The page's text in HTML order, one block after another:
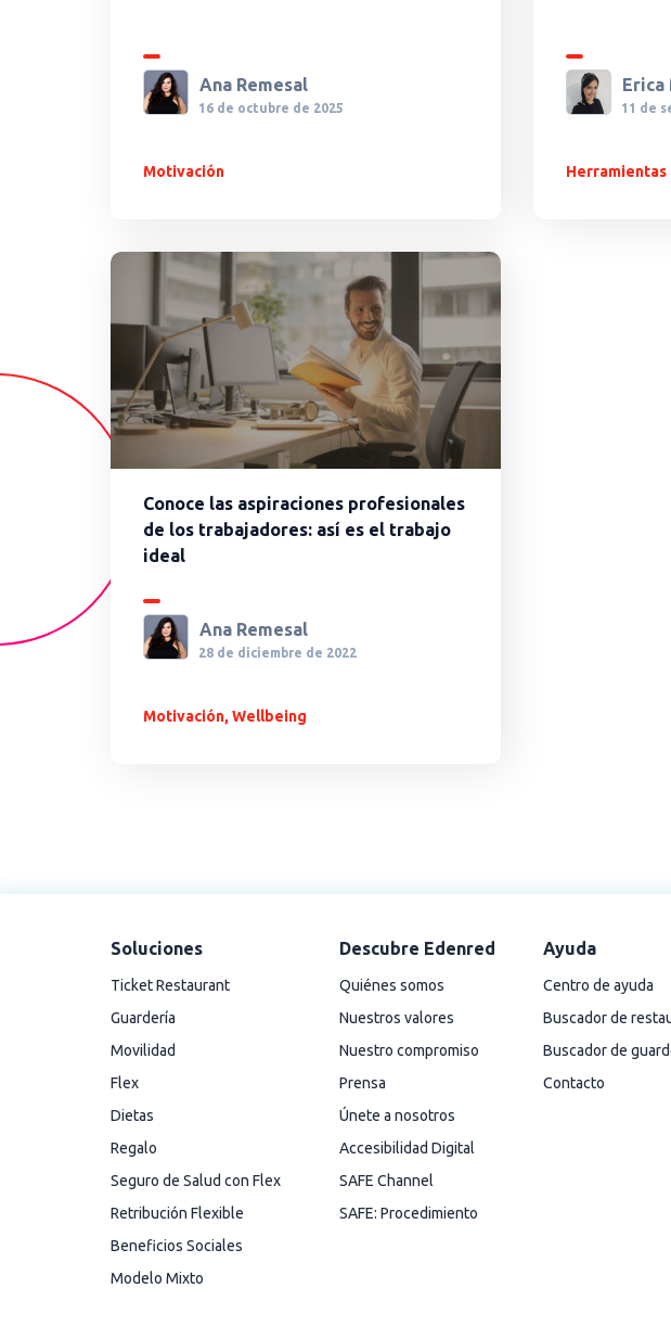
Ana Remesal
16 de octubre de 2025
Motivación
Erica
11 de
Herramientas
Conoce las aspiraciones profesionales
de los trabajadores: así es el trabajo
ideal
Ana Remesal
28 de diciembre de 2022
Motivación,Wellbeing
Soluciones
Ticket Restaurant
Guardería
Movilidad
Flex
Dietas
Regalo
Seguro de Salud con Flex
Retribución Flexible
Beneficios Sociales
Modelo Mixto
Descubre Edenred
Quiénes somos
Nuestros valores
Nuestro compromiso
Prensa
Únete a nosotros
Accesibilidad Digital
SAFE Channel
SAFE: Procedimiento
Ayuda
Centro de ayuda
Buscador de
Buscador de
Contacto